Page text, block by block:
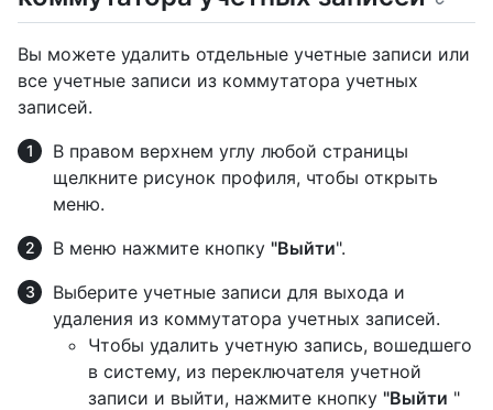
Вы можете удалить отдельные учетные записи или
все учетные записи из коммутатора учетных
записей.
В правом верхнем углу любой страницы
щелкните рисунок профиля, чтобы открыть
меню.
В меню нажмите кнопку "Выйти".
Выберите учетные записи для выхода и
удаления из коммутатора учетных записей.
Чтобы удалить учетную запись, вошедшего
в систему, из переключателя учетной
записи и выйти, нажмите кнопку "Выйти "